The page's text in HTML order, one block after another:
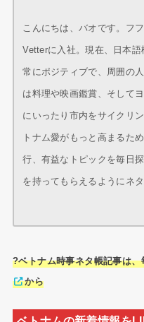
こんにちは、バオです。フ
Vetterに入社。現在、日本語
常にポジティブで、周囲の
は料理や映画鑑賞、そして
にいったり市内をサイクリ
トナム愛がもっと高まるた
行、有益なトピックを毎日
を持ってもらえるようにネ
?ベトナム時事ネタ帳記事は
から